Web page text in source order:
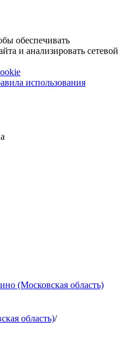
обеспечивать
и анализировать сетевой
использования
(Московская область)
область)/